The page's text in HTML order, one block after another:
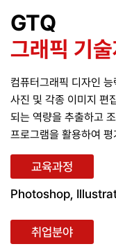
GTQ
그래픽 기
컴퓨터그래픽 디자인
사진 및 각종 이미지 편
되는 역량을 추출하고
프로그램을 활용하여 평
교육과정
Photoshop,
취업분야